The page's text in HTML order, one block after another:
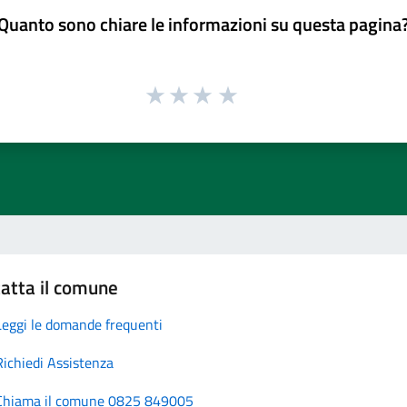
sono chiare le informazioni su questa
il comune
le domande frequenti
Assistenza
il comune 0825 849005